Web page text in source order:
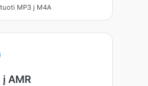
MP3 į M4A
į AMR